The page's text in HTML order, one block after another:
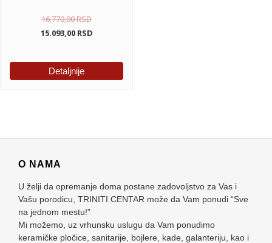
16.770,00RSD
15.093,00 RSD
Detaljnije
O NAMA
U želji da opremanje doma postane zadovoljstvo za Vas i
Vašu porodicu, TRINITI CENTAR može da Vam ponudi “Sve
na jednom mestu!”
Mi možemo, uz vrhunsku uslugu da Vam ponudimo
keramičke pločice, sanitarije, bojlere, kade, galanteriju, kao i